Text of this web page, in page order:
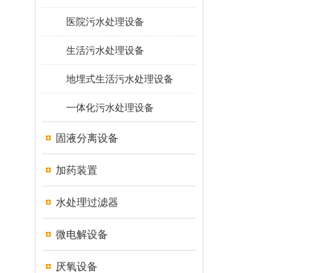
医院污水处理设备
生活污水处理设备
地埋式生活污水处理设备
一体化污水处理设备
固液分离设备
加药装置
水处理过滤器
微电解设备
厌氧设备